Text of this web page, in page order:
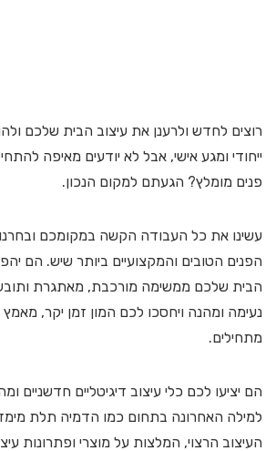
רוצים לחדש ולרענן את עיצוב הבית שלכם
ייחודי ומגע אישי, אבל לא יודעים מאיפה
פנים מומלץ? הגעתם למקום הנכון.
עשינו את כל העבודה הקשה במקומכם
הפנים הטובים והמקצועיים ביותר שיש. הם
הבית שלכם ממשימה מורכבת, מאתגרת
נעימה ומהנה ויחסכו לכם המון זמן יקר, מאמץ
מתחילים.
הם יציעו לכם כלי עיצוב דיגיטליים חדשניים
למילה האחרונה בתחום כמו הדמיה תלת
העיצוב הרצוי, המלצות על מוצרי ופתרונות